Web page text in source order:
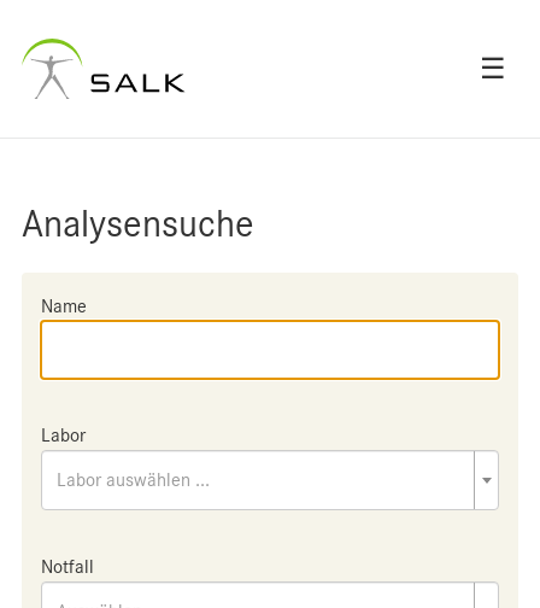
☰
Analysensuche
Name
Labor
Labor auswählen ...
Notfall